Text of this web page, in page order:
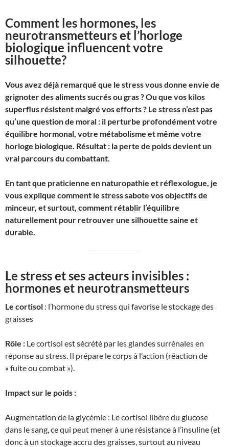
Comment les hormones, les
neurotransmetteurs et l’horloge
biologique influencent votre
silhouette?
Vous avez déjà remarqué que le stress vous donne envie de
grignoter des aliments sucrés ou gras ? Ou que vos kilos
superflus résistent malgré vos efforts ? Le stress n’est pas
qu’une question de moral : il perturbe profondément votre
équilibre hormonal, votre métabolisme et même votre
horloge biologique. Résultat : la perte de poids devient un
vrai parcours du combattant.
En tant que praticienne en naturopathie et réflexologue, je
vous explique comment le stress sabote vos objectifs de
minceur, et surtout, comment rétablir l’équilibre
naturellement pour retrouver une silhouette saine et
durable.
Le stress et ses acteurs invisibles :
hormones et neurotransmetteurs
Le cortisol : l’hormone du stress qui favorise le stockage des
graisses
Rôle : Le cortisol est sécrété par les glandes surrénales en
réponse au stress. Il prépare le corps à l’action (réaction de
« fuite ou combat »).
Impact sur le poids :
Augmentation de la glycémie : Le cortisol libère du glucose
dans le sang, ce qui peut mener à une résistance à l’insuline (et
donc à un stockage accru des graisses, surtout au niveau